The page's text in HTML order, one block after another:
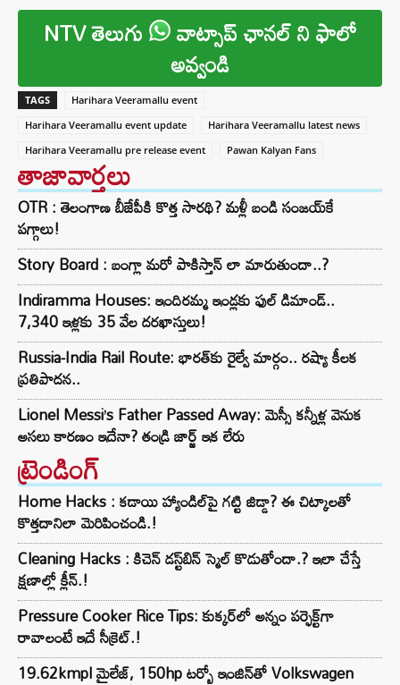
NTV తెలుగు వాట్సాప్ ఛానల్ ని ఫాలో
అవ్వండి
TAGS
Harihara Veeramallu event
Harihara Veeramallu event update
Harihara Veeramallu latest news
Harihara Veeramallu pre release event
Pawan Kalyan Fans
తాజావార్తలు
OTR : తెలంగాణ బీజేపీకి కొత్త సారథి? మళ్లీ బండి సంజయ్‌కే
పగ్గాలు!
Story Board : బంగ్లా మరో పాకిస్తాన్ లా మారుతుందా..?
Indiramma Houses: ఇందిరమ్మ ఇండ్లకు ఫుల్ డిమాండ్..
7,340 ఇళ్లకు 35 వేల దరఖాస్తులు!
Russia-India Rail Route: భారత్‌కు రైల్వే మార్గం.. రష్యా కీలక
ప్రతిపాదన..
Lionel Messi’s Father Passed Away: మెస్సీ కన్నీళ్ల వెనుక
అసలు కారణం ఇదేనా? తండ్రి జార్జ్ ఇక లేరు
ట్రెండింగ్‌
Home Hacks : కడాయి హ్యాండిల్‌పై గట్టి జిడ్డా? ఈ చిట్కాలతో
కొత్తదానిలా మెరిపించండి.!
Cleaning Hacks : కిచెన్ డస్ట్‌బిన్ స్మెల్ కొడుతోందా.? ఇలా చేస్తే
క్షణాల్లో క్లీన్.!
Pressure Cooker Rice Tips: కుక్కర్‌లో అన్నం పర్ఫెక్ట్‌గా
రావాలంటే ఇదే సీక్రెట్.!
19.62kmpl మైలేజ్, 150hp టర్బో ఇంజిన్‌తో Volkswagen